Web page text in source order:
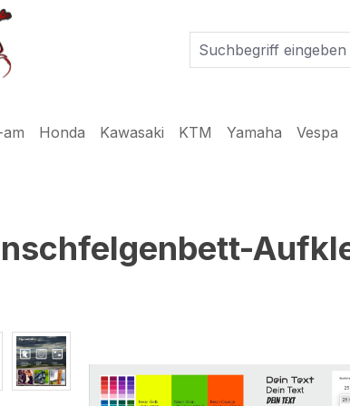
Honda Kawasaki KTM Yamaha Vespa